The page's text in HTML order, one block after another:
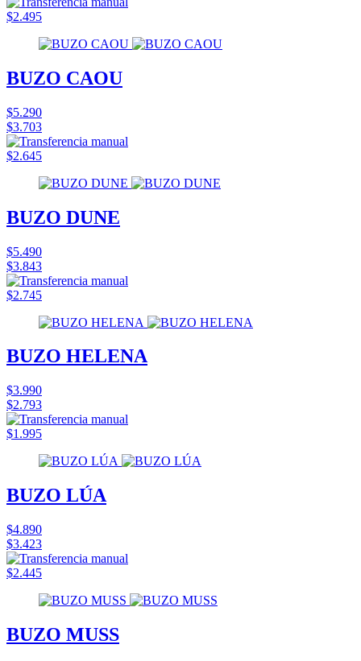
$2.495
BUZO CAOU
$5.290
$3.703
$2.645
BUZO DUNE
$5.490
$3.843
$2.745
BUZO HELENA
$3.990
$2.793
$1.995
BUZO LÚA
$4.890
$3.423
$2.445
BUZO MUSS